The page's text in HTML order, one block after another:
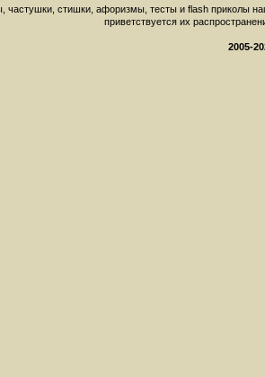
частушки, стишки, афоризмы, тесты и flash приколы
приветствуется их
2005-